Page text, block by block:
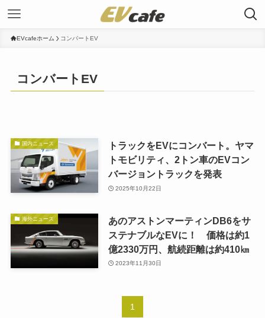
EVcafeホーム コンバートEV
コンバートEV
国内ニュース
トラックをEVにコンバート。ヤマ
トモビリティ、2トン車のEVコン
バージョントラックを発表
2025年10月22日
海外ニュース
あのアストンマーティンDB6をサ
ステナブルなEVに！ 価格は約1
億2330万円、航続距離は約410㎞
2023年11月30日
1